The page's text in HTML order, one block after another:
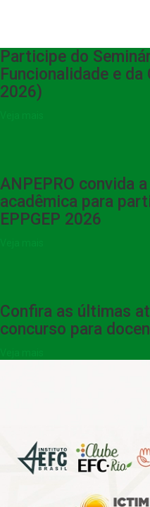
Participe do
Funcionalidade e da
2026)
ANPEPRO convida
acadêmica para
EPPGEP 2026
Confira as últimas
concurso para